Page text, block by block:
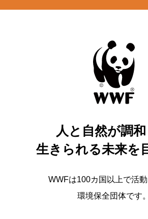
人と自然が調
生きられる未来を
WWFは100カ国以上で活
環境保全団体です。